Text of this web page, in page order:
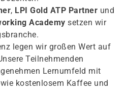
, LPI Gold ATP Partner und
Academy setzen wir
legen wir großen Wert auf
Teilnehmenden
Lernumfeld mit
kostenlosem Kaffee und